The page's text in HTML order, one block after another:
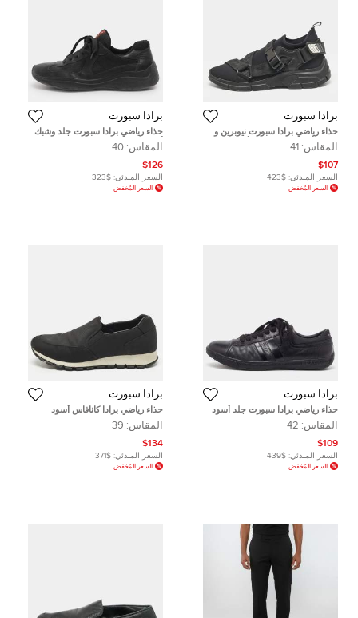
برادا سبورت
حذاء رياضي برادا سبورت نيوبرين و
قماش أسود منخفض من أعلى مقاس
41المقاس: 41
$107
السعر المبدئي: $423
السعر المُخفض
برادا سبورت
حذاء رياضي برادا سبورت جلد وشبك
أسود عنق منخفض مقاس 40
المقاس: 40
$126
السعر المبدئي: $323
السعر المُخفض
برادا سبورت
حذاء رياضي برادا سبورت جلد أسود
عنق منخفض مقاس 42
المقاس: 42
$109
السعر المبدئي: $439
السعر المُخفض
برادا سبورت
حذاء رياضي برادا كانافاس أسود
سبورت بدون رباط مقاس 39
المقاس: 39
$134
السعر المبدئي: $371
السعر المُخفض